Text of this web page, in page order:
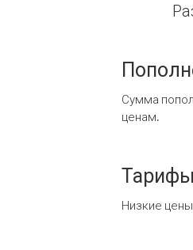
Сумма
ценам.
Низкие